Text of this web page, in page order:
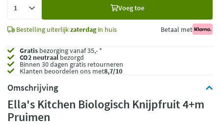
Voeg toe
Bestelling uiterlijkzaterdagin huis Betaal met
Gratis bezorging vanaf 35,- *
CO2 neutraalbezorgd
Binnen 30 dagen gratis retourneren
Klanten beoordelen ons met8,7/10
Omschrijving
Ella's Kitchen Biologisch Knijpfruit 4+m
Pruimen